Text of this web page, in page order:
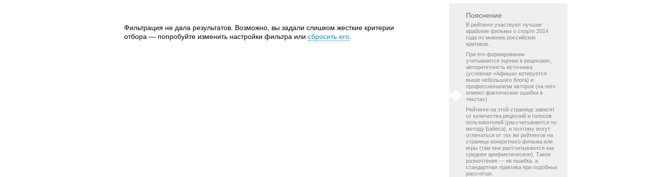
Фильтрация не дала результатов. Возможно, вы задали слишком жесткие критерии
отбора — попробуйте изменить настройки фильтра или сбросить его
Пояснение
В рейтинге участвуют лучшие
арабские фильмы о спорте 2014
года по мнению российских
критиков.
При его формировании
учитываются оценки в рецензиях,
авторитетность источника
(условная «Афиша» котируется
выше небольшого блога) и
профессионализм авторов (на него
влияют фактические ошибки в
текстах).
Рейтинги на этой странице зависят
от количества рецензий и голосов
пользователей (рассчитываются по
методу Байеса), и поэтому могут
отличаться от тех же рейтингов на
странице конкретного фильма или
игры (там они рассчитываются как
среднее арифметическое). Такое
разночтение — не ошибка, а
стандартная практика при подобных
рассчётах.